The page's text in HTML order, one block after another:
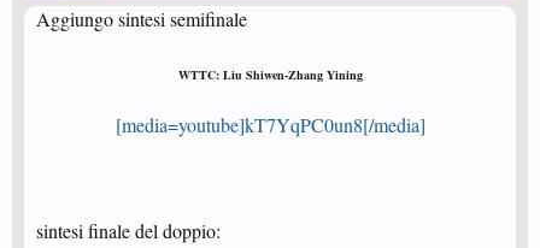
Aggiungo sintesi semifinale
WTTC: Liu Shiwen-Zhang Yining
[media=youtube]kT7YqPC0un8[/media]
sintesi finale del doppio:​